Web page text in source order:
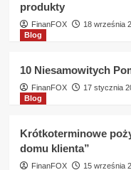
produkty
FinanFOX
18 września
Blog
10 Niesamowitych
FinanFOX
17 stycznia
Blog
Krótkoterminowe
domu klienta”
FinanFOX 15 września